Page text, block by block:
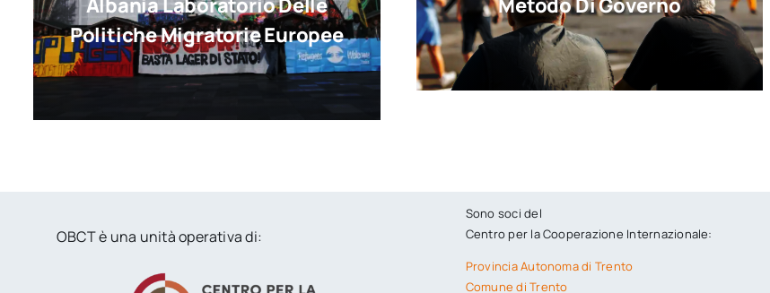
Politiche Migratorie Europee
OBCT è una unità operativa di:
Sono soci del
Centro per la Cooperazione Internazionale:
Provincia Autonoma di Trento
Comune di Trento